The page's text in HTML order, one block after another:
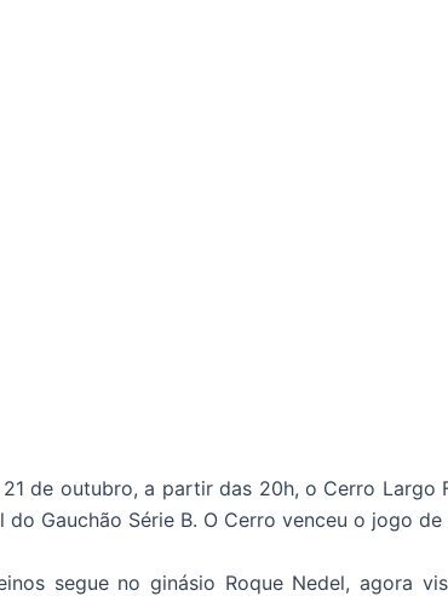
de outubro, a partir das 20h, o Cerro
do Gauchão Série B. O Cerro venceu o jogo
segue no ginásio Roque Nedel, agora